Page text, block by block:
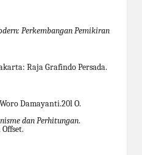
Perkembangan Pemikiran
Raja Grafindo Persada.
Damayanti.20l O.
dan Perhitungan.